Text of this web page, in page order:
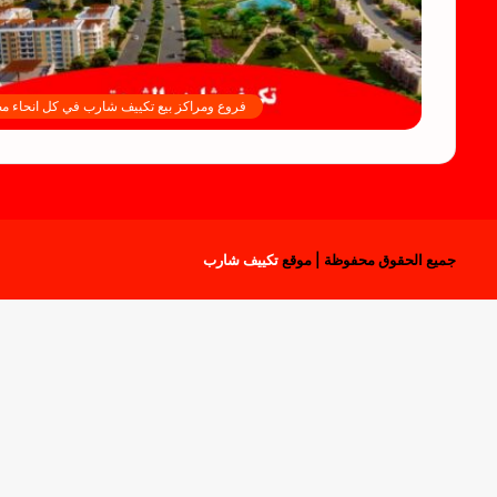
فروع ومراكز بيع تكييف شارب في كل انحاء
جميع الحقوق محفوظة | موقع تكييف شارب